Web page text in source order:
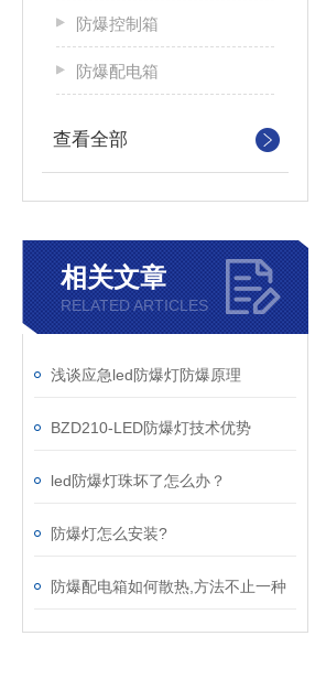
防爆控制箱
防爆配电箱
查看全部
相关文章
RELATED ARTICLES
浅谈应急led防爆灯防爆原理
BZD210-LED防爆灯技术优势
led防爆灯珠坏了怎么办？
防爆灯怎么安装?
防爆配电箱如何散热,方法不止一种